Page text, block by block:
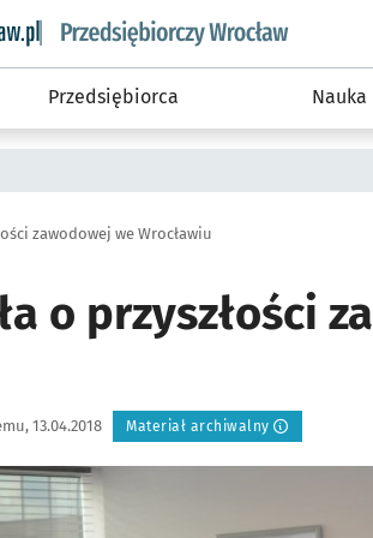
wroclaw.pl podserwis:
Przedsiębiorca Nauka
zawodowej we Wrocławiu
o przyszłości
13.04.2018 Materiał archiwalny